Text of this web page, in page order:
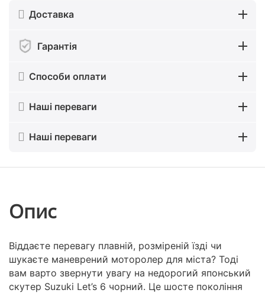
Доставка
Гарантія
Способи оплати
Наші переваги
Наші переваги
Опис
Віддаєте перевагу плавній, розміреній їзді чи
шукаєте маневрений моторолер для міста? Тоді
вам варто звернути увагу на недорогий японський
скутер Suzuki Let’s 6 чорний. Це шосте покоління